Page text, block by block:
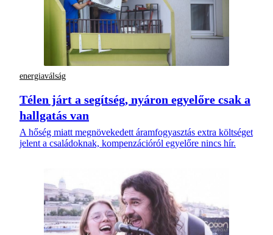
energiaválság
Télen járt a segítség, nyáron egyelőre csak a
hallgatás van
A hőség miatt megnövekedett áramfogyasztás extra költséget
jelent a családoknak, kompenzációról egyelőre nincs hír.